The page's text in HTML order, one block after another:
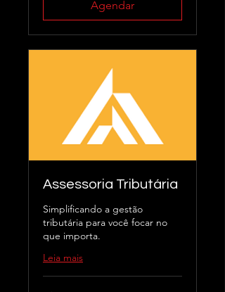
Agendar
Assessoria Tributária
Simplificando a gestão
tributária para você focar no
que importa.
Leia mais